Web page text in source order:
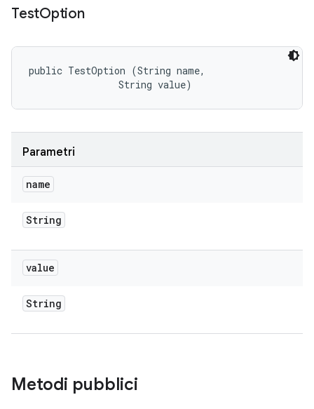
TestOption
public TestOption (String name,
                String value)
Parametri
name
String
value
String
Metodi pubblici